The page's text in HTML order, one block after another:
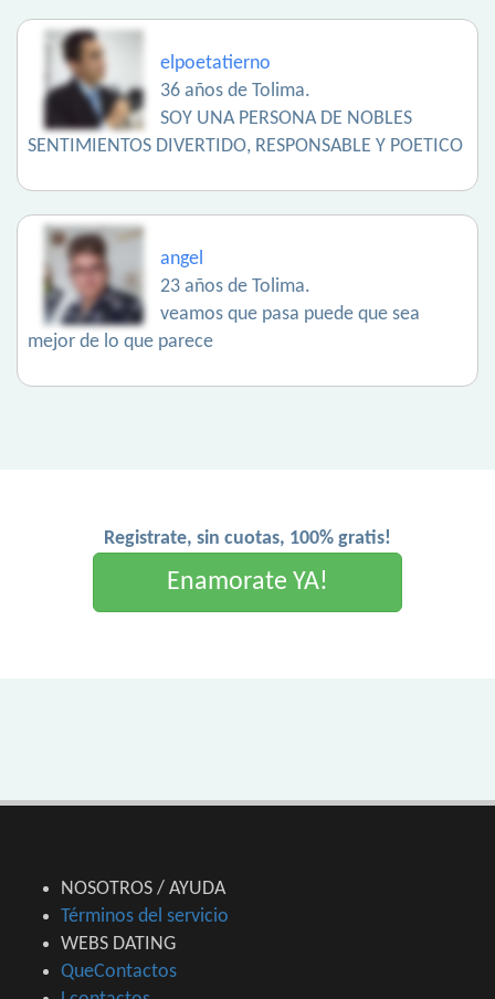
elpoetatierno
36 años de Tolima.
SOY UNA PERSONA DE NOBLES
SENTIMIENTOS DIVERTIDO, RESPONSABLE Y POETICO
angel
23 años de Tolima.
veamos que pasa puede que sea
mejor de lo que parece
Registrate, sin cuotas, 100% gratis!
Enamorate YA!
NOSOTROS / AYUDA
Términos del servicio
WEBS DATING
QueContactos